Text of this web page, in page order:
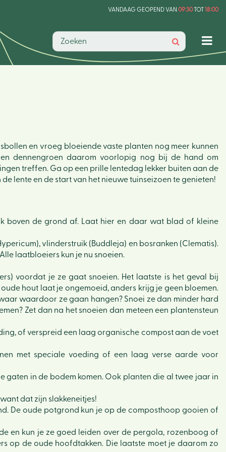
VANDAAG GEOPEND VAN 09:30TOT18:00
en vroeg bloeiende vaste planten nog meer kunnen
dennengroen daarom voorlopig nog bij de hand om
treffen. Ga op een prille lentedag lekker buiten aan de
lente en de start van het nieuwe tuinseizoen te genieten!
boven de grond af. Laat hier en daar wat blad of kleine
vlinderstruik (Buddleja) en bosranken (Clematis).
laatbloeiers kun je nu snoeien.
voordat je ze gaat snoeien. Het laatste is het geval bij
hout laat je ongemoeid, anders krijg je geen bloemen.
waardoor ze gaan hangen? Snoei ze dan minder hard
Zet dan na het snoeien dan meteen een plantensteun
of verspreid een laag organische compost aan de voet
met speciale voeding of een laag verse aarde voor
in de bodem komen. Ook planten die al twee jaar in
dat zijn slakkeneitjes!
De oude potgrond kun je op de composthoop gooien of
en kun je ze goed leiden over de pergola, rozenboog of
op de oude hoofdtakken. Die laatste moet je daarom zo